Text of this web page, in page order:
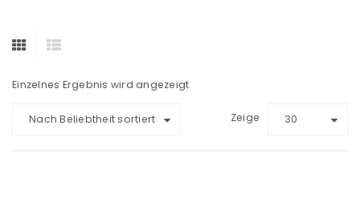
Einzelnes Ergebnis wird angezeigt
Nach Beliebtheit sortiert Zeige 30